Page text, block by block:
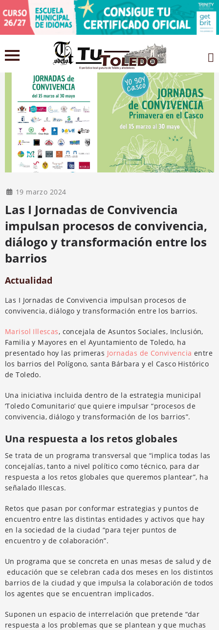
19 marzo 2024
Las I Jornadas de Convivencia
impulsan procesos de convivencia,
diálogo y transformación entre los
barrios
Actualidad
Las I Jornadas de Convivencia impulsan procesos de
convivencia, diálogo y transformación entre los barrios.
Marisol Illescas, concejala de Asuntos Sociales, Inclusión,
Familia y Mayores en el Ayuntamiento de Toledo, ha
presentado hoy las primeras Jornadas de Convivencia entre
los barrios del Polígono, santa Bárbara y el Casco Histórico
de Toledo.
Una iniciativa incluida dentro de la estrategia municipal
‘Toledo Comunitario’ que quiere impulsar “procesos de
convivencia, diálogo y transformación de los barrios”.
Una respuesta a los retos globales
Se trata de un programa transversal que “implica todas las
concejalías, tanto a nivel político como técnico, para dar
respuesta a los retos globales que queremos plantear”, ha
señalado Illescas.
Retos que pasan por conformar estrategias y puntos de
encuentro entre las distintas entidades y activos que hay
en la sociedad de la ciudad “para tejer puntos de
encuentro y de colaboración”.
Un programa que se concreta en unas mesas de salud y de
educación que se celebran cada dos meses en los distintos
barrios de la ciudad y que impulsa la colaboración de todos
los agentes que se encuentran implicados.
Suponen un espacio de interrelación que pretende “dar
respuesta a los problemas que se plantean y que muchas